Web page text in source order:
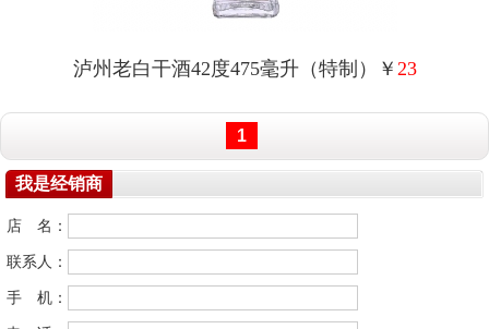
泸州老白干酒42度475毫升（特制）￥ 23
1
我是经销商
店 名：
联系人：
手 机：